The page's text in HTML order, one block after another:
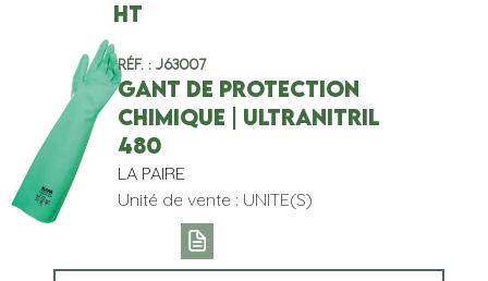
HT
Réf. : J63007
GANT DE PROTECTION
CHIMIQUE | ULTRANITRIL
480
LA PAIRE
Unité de vente : UNITE(S)